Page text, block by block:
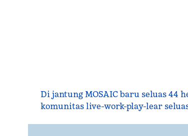
Di jantung MOSAIC baru seluas 44
komunitas live-work-play-lear